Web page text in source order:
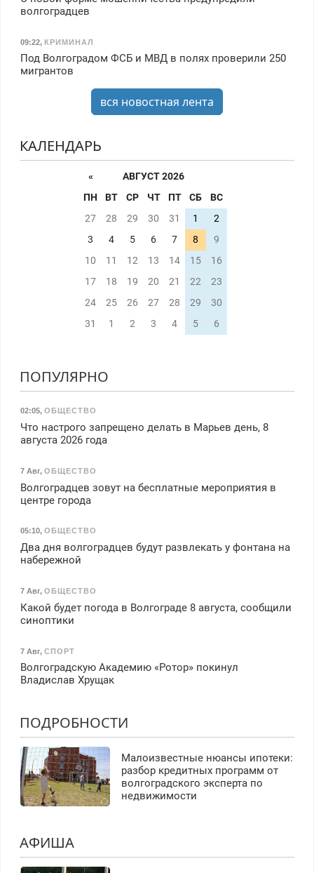
волгоградцев
09:22, КРИМИНАЛ
Под Волгоградом ФСБ и МВД в полях проверили 250
мигрантов
вся новостная лента
КАЛЕНДАРЬ
«
АВГУСТ 2026
ПН
ВТ СР ЧТ ПТ СБ
ВС
27
28 29 30 31 1
2
3
4 5 6 7 8
9
10
11 12 13 14 15
16
17
18 19 20 21 22
23
24
25 26 27 28 29
30
31
1 2 3 4 5 6
ПОПУЛЯРНО
02:05, ОБЩЕСТВО
Что настрого запрещено делать в Марьев день, 8
августа 2026 года
7 Авг, ОБЩЕСТВО
Волгоградцев зовут на бесплатные мероприятия в
центре города
05:10, ОБЩЕСТВО
Два дня волгоградцев будут развлекать у фонтана на
набережной
7 Авг, ОБЩЕСТВО
Какой будет погода в Волгограде 8 августа, сообщили
синоптики
7 Авг, СПОРТ
Волгоградскую Академию «Ротор» покинул
Владислав Хрущак
ПОДРОБНОСТИ
Малоизвестные нюансы ипотеки:
разбор кредитных программ от
волгоградского эксперта по
недвижимости
АФИША